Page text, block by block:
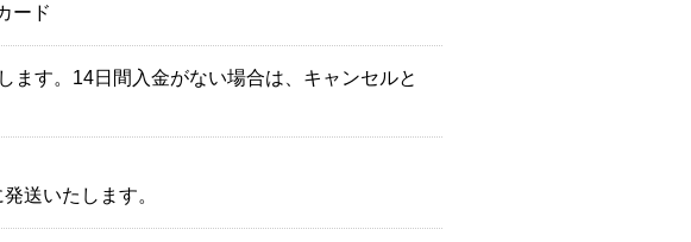
ード
ます。14日間入金がない場合は、キャンセルと
送いたします。